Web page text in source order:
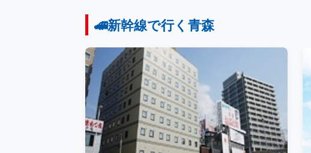
🚄新幹線で行く青森